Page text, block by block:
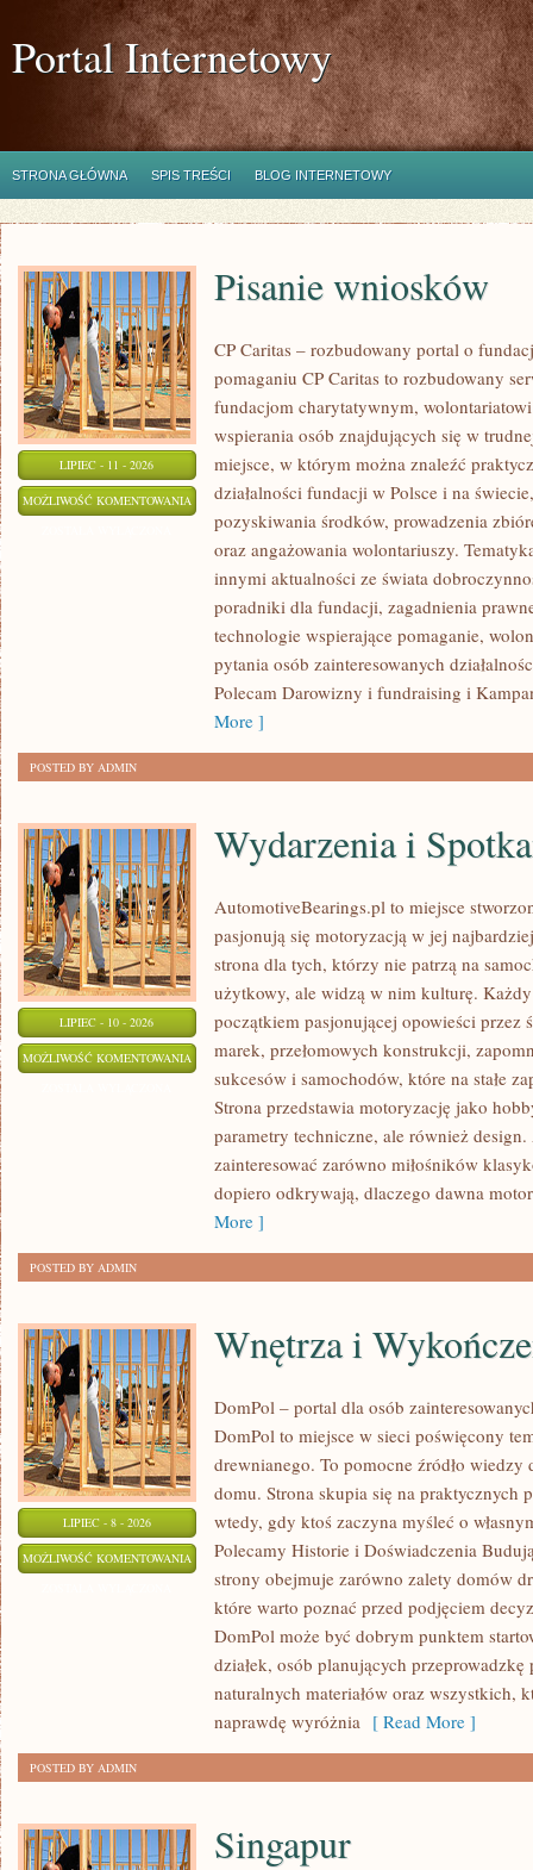
Portal Internetowy
STRONA GŁÓWNA SPIS TREŚCI BLOG INTERNETOWY
LIPIEC - 11 - 2026
MOŻLIWOŚĆ KOMENTOWANIA PISANIE
WNIOSKÓW
Pisanie wniosków
CP Caritas – rozbudowany portal o
pomaganiu CP Caritas to rozbudowany
fundacjom charytatywnym,
wspierania osób znajdujących się w
miejsce, w którym można znaleźć
działalności fundacji w Polsce i na
pozyskiwania środków, prowadzenia
oraz angażowania wolontariuszy.
innymi aktualności ze świata
poradniki dla fundacji, zagadnienia
technologie wspierające pomaganie,
pytania osób zainteresowanych
Polecam Darowizny i fundraising i
More ]
POSTED BY ADMIN
LIPIEC - 10 - 2026
MOŻLIWOŚĆ KOMENTOWANIA WYDARZENIA
SPOTKANIA
KLASYKÓW
Wydarzenia i
AutomotiveBearings.pl to miejsce
pasjonują się motoryzacją w jej
strona dla tych, którzy nie patrzą na
użytkowy, ale widzą w nim kulturę.
początkiem pasjonującej opowieści przez
marek, przełomowych konstrukcji,
sukcesów i samochodów, które na stałe
Strona przedstawia motoryzację jako
parametry techniczne, ale również
zainteresować zarówno miłośników
dopiero odkrywają, dlaczego dawna
More ]
POSTED BY ADMIN
LIPIEC - 8 - 2026
MOŻLIWOŚĆ KOMENTOWANIA WNĘTRZA
WYKOŃCZENIA
Wnętrza i
DomPol – portal dla osób
DomPol to miejsce w sieci poświęcony
drewnianego. To pomocne źródło
domu. Strona skupia się na praktycznych
wtedy, gdy ktoś zaczyna myśleć o
Polecamy Historie i Doświadczenia
strony obejmuje zarówno zalety domów
które warto poznać przed podjęciem
DomPol może być dobrym punktem
działek, osób planujących
naturalnych materiałów oraz wszystkich,
naprawdę wyróżnia [ Read More ]
POSTED BY ADMIN
Singapur